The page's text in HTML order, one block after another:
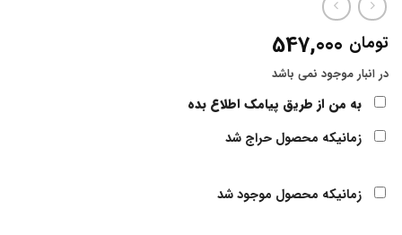
تومان
در انبار موجود نمی باشد
به من از طریق پیامک اطلاع بده
زمانیکه محصول حراج شد
زمانیکه محصول موجود شد